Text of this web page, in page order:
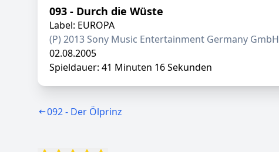
093 - Durch die Wüste
Label: EUROPA
(P) 2013 Sony Music Entertainment Germany GmbH
02.08.2005
Spieldauer: 41 Minuten 16 Sekunden
092 - Der Ölprinz